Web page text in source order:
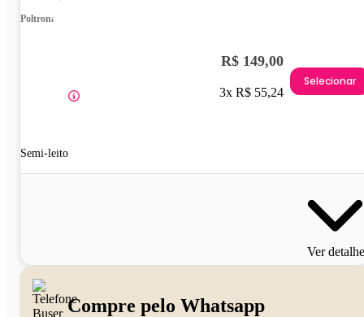
Poltrona
Semi-leito
R$ 149,00
3x R$ 55,24
Selecionar
Ver
Compre pelo Whatsapp